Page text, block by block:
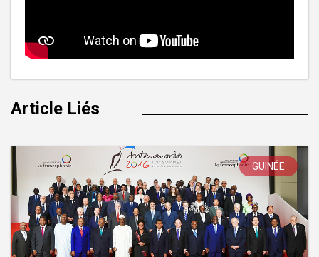
Article Liés
GUINÉE